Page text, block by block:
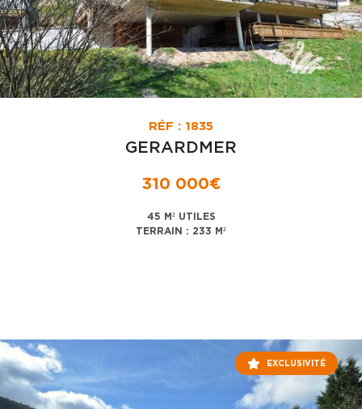
RÉF : 1835
GERARDMER
310 000€
45 M² UTILES
TERRAIN : 233 M²
EXCLUSIVITÉ